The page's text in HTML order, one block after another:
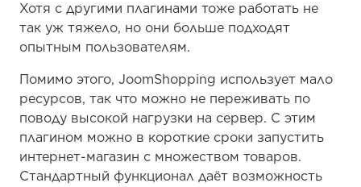
Хотя с другими плагинами тоже работать не
так уж тяжело, но они больше подходят
опытным пользователям.
Помимо этого, JoomShopping использует мало
ресурсов, так что можно не переживать по
поводу высокой нагрузки на сервер. С этим
плагином можно в короткие сроки запустить
интернет-магазин с множеством товаров.
Стандартный функционал даёт возможность